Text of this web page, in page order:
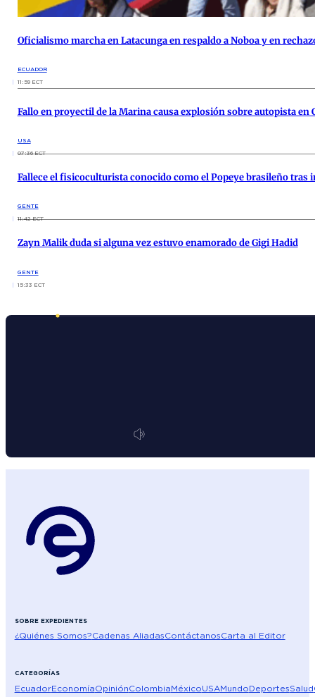
Oficialismo marcha en Latacunga en respaldo a Noboa y en
ECUADOR
11:59 ECT
Fallo en proyectil de la Marina causa explosión sobre autopista en
USA
07:36 ECT
Fallece el fisicoculturista conocido como el Popeye brasileño tras
GENTE
11:42 ECT
Zayn Malik duda si alguna vez estuvo enamorado de Gigi Hadid
GENTE
15:33 ECT
SOBRE EXPEDIENTES
¿Quiénes Somos?Cadenas AliadasContáctanosCarta al Editor
CATEGORÍAS
EcuadorEconomíaOpiniónColombiaMéxicoUSAMundoDeportesSalud